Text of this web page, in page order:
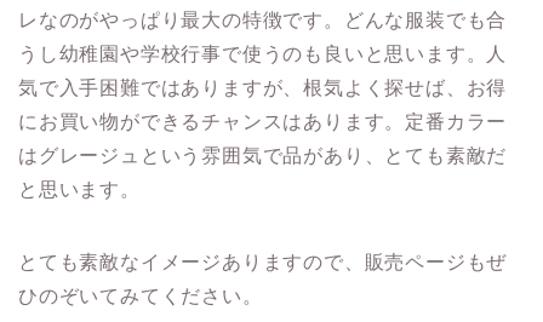
レなのがやっぱり最大の特徴です。どんな服装でも合
うし幼稚園や学校行事で使うのも良いと思います。人
気で入手困難ではありますが、根気よく探せば、お得
にお買い物ができるチャンスはあります。定番カラー
はグレージュという雰囲気で品があり、とても素敵だ
と思います。
とても素敵なイメージありますので、販売ページもぜ
ひのぞいてみてください。